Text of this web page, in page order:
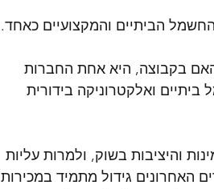
הביתיים והמקצועיים כאחד.
האם בקבוצה, היא אחת החברות
ביתיים ואלקטרוניקה בידורית
החברות האמינות והיציבות בשוק, ולמרות עליות
האחרונים גידול מתמיד במכירות